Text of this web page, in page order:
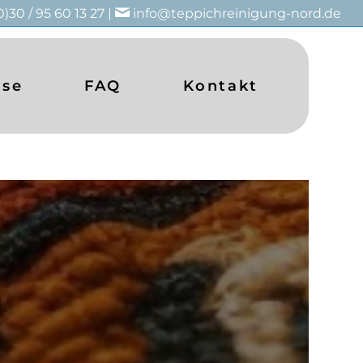
/ 95 60 13 27 | info@teppichreinigung-nord.de
FAQ Kontakt